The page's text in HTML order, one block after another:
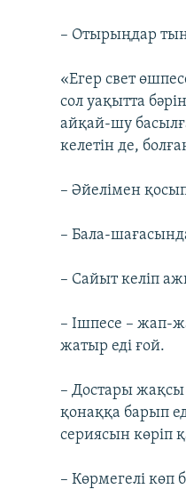
– Отырыңдар
«Егер свет
сол уақытта
айқай-шу
келетін де,
– Әйелімен
– Бала-
– Сайыт келіп
– Ішпесе – жап-
жатыр еді ғой.
– Достары жақсы
қонаққа барып
сериясын көріп
– Көрмегелі